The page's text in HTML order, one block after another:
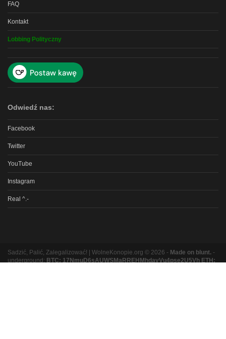
FAQ
Kontakt
Lobbing Polityczny
Odwiedź nas:
Facebook
Twitter
YouTube
Instagram
Real ^.-
Sadzić, Palić, Zalegalizować! | WolneKonopie.org © 2026 - Made on blunt. -
underground: BTC: 17NmuD6sAUWSMaRREHMhdavVu4pse2U5Vh ETH: